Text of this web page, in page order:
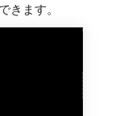
きます。